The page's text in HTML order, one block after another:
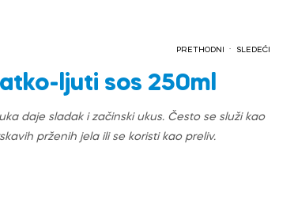
PRETHODNI SLEDEĆI
ljuti sos 250ml
daje sladak i začinski ukus. Često se služi kao
prženih jela ili se koristi kao preliv.